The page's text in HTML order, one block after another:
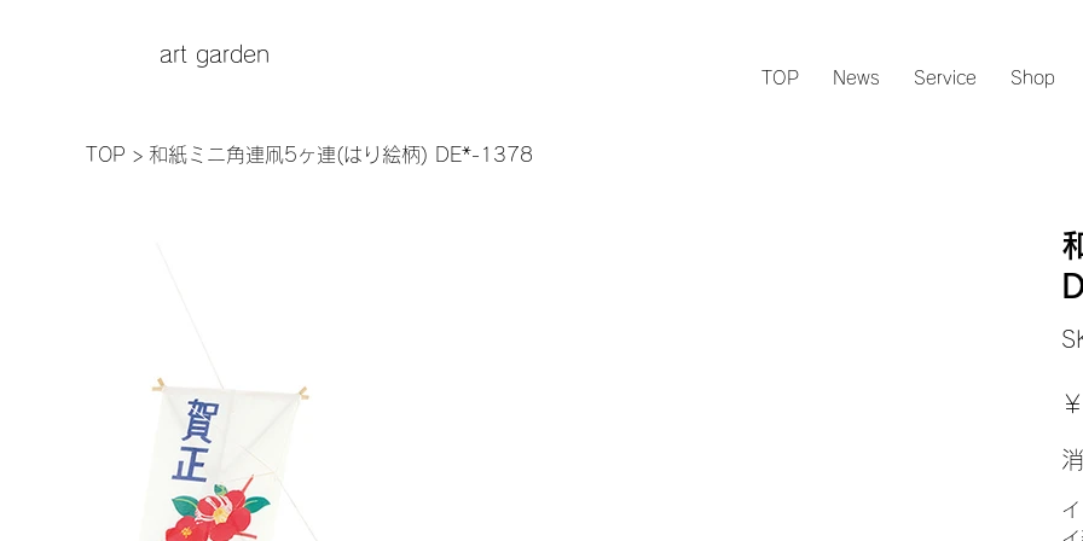
art garden
TOP News Service Shop
TOP > 和紙ミニ角連凧5ヶ連(はり絵柄) DE*-1378
の